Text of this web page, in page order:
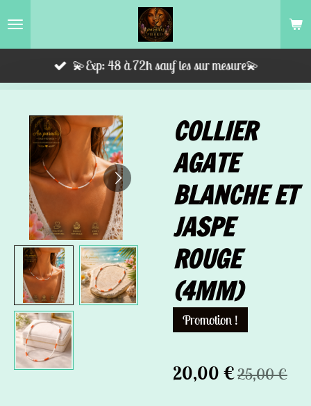
Passer
💫Exp: 48 à 72h sauf les sur mesure💫
COLLIER
AGATE
BLANCHE ET
JASPE
ROUGE
(4MM)
Promotion !
20,00 €25,00 €